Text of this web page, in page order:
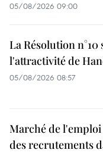
05/08/2026 09:00
La Résolution
l'attractivité de
05/08/2026 08:57
Marché de l'emploi
des recrutements